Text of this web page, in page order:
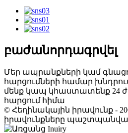
բաժանորդագրվել
Մեր ապրանքների կամ
հարցումների համար
մենք կապ կհաստատենք 24
հարցում հիմա
© Հեղինակային իրավունք -
իրավունքները